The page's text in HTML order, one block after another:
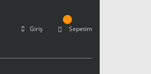
Giriş Sepetim